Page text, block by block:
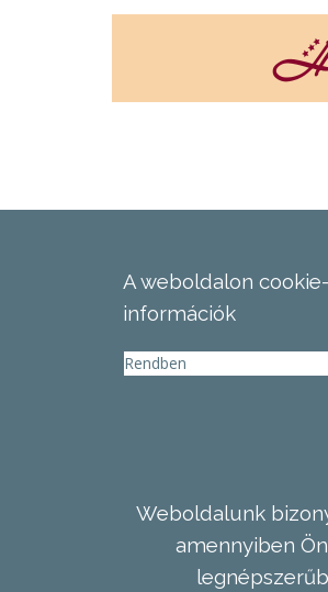
A weboldalon
információk
Rendben
Weboldalunk
amennyiben